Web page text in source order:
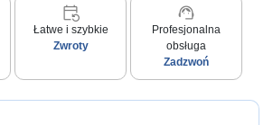
event_repeat
Łatwe i szybkie
Zwroty
support_agent
Profesjonalna
obsługa
Zadzwoń